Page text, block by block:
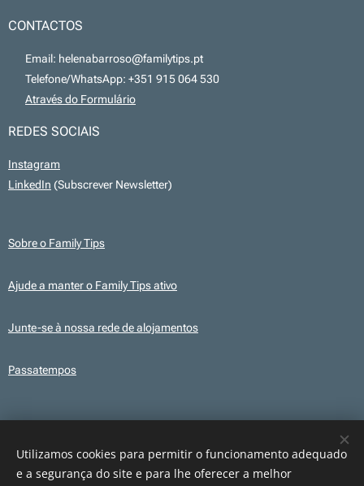
CONTACTOS
📧 Email: helenabarroso@familytips.pt
📞 Telefone/WhatsApp: +351 915 064 530
Através do Formulário
REDES SOCIAIS
Instagram
LinkedIn (Subscrever Newsletter)
Sobre o Family Tips
Ajude a manter o Family Tips ativo
Junte-se à nossa rede de alojamentos
Passatempos
Este site utiliza, em alguns conteúdos, ilustrações e elementos gráficos
criados com recurso a IA para fins ilustrativos. Os conteúdos publicados são
Utilizamos cookies para permitir o funcionamento adequado
e a segurança do site e para lhe oferecer a melhor